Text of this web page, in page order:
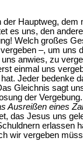
der Hauptweg, dem
es uns, den
Welch großes
–, um
anwies, zu
einmal uns
Jeder
Gleichnis sagt
der
Ausreißen eines
das Jesus uns
erlassen
wir vergeben